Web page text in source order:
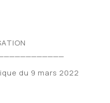
du 9 mars 2022